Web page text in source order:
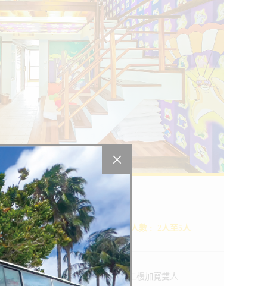
庭房 適合人數: 2人至5人
置身故事中！一樓加大木板床，二樓加寬雙人
樓中樓家庭房
Baby Entresol
索更多悠活的小秘密
線上訂房
BOOKING